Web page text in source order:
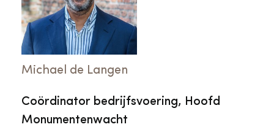
Michael de Langen
Coördinator bedrijfsvoering, Hoofd
Monumentenwacht